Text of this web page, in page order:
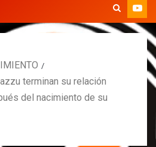
terminan su relación
del nacimiento de su